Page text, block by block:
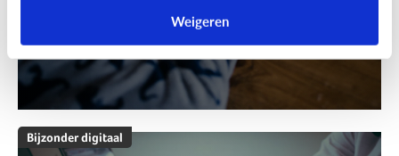
Weigeren
Bijzonder digitaal